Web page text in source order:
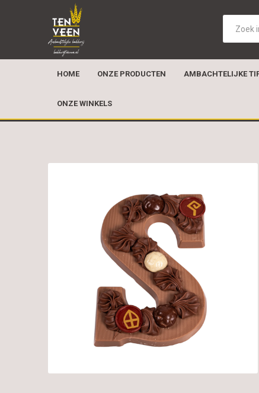
HOME ONZE PRODUCTEN AMBACHTELIJKE
ONZE WINKELS